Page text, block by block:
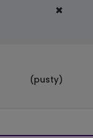
(pusty)